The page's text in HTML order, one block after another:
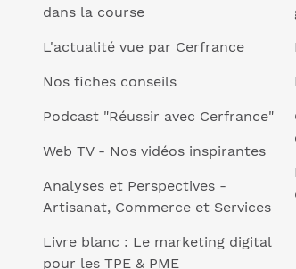
dans la course
L'actualité vue par Cerfrance
Nos fiches conseils
Podcast "Réussir avec Cerfrance"
Web TV - Nos vidéos inspirantes
Analyses et Perspectives -
Artisanat, Commerce et Services
Livre blanc : Le marketing digital
pour les TPE & PME